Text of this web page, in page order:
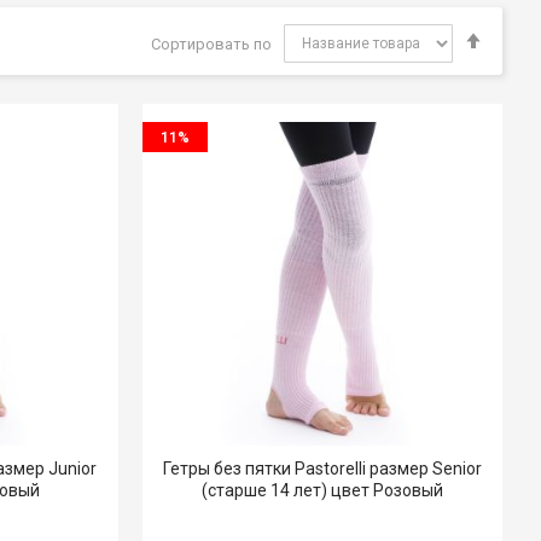
время выполнения прыжков и махов. Мы гарантируем
Сортировать по
по
Junior
11%
Гетры без пятки Pastorelli размер Senior
(старше 14 лет) цвет Розовый